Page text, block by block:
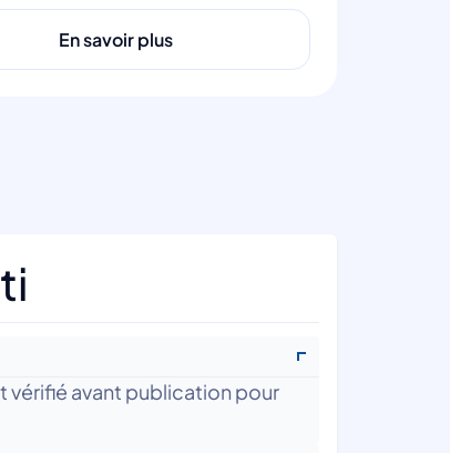
En savoir plus
vérifié avant publication pour